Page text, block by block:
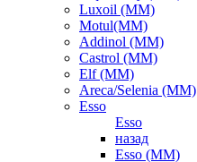
Luxoil (ММ)
Motul(ММ)
Addinol (ММ)
Castrol (ММ)
Elf (ММ)
Areca/Selenia (ММ)
Esso
Esso
назад
Esso (ММ)